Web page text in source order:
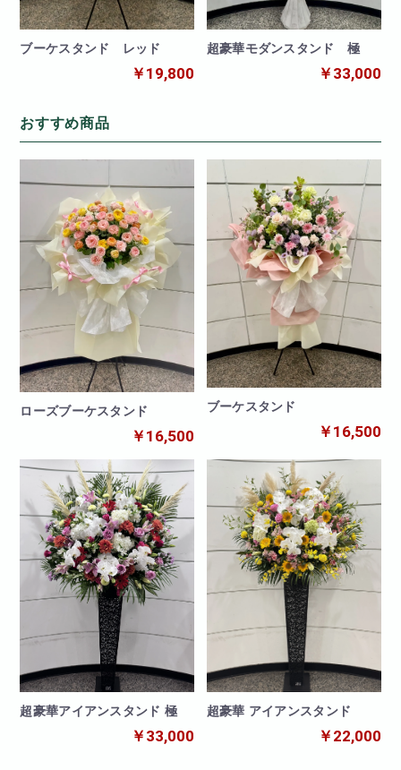
ブーケスタンド レッド
￥19,800
超豪華モダンスタンド 極
￥33,000
おすすめ商品
ローズブーケスタンド
￥16,500
ブーケスタンド
￥16,500
超豪華アイアンスタンド 極
￥33,000
超豪華 アイアンスタンド
￥22,000